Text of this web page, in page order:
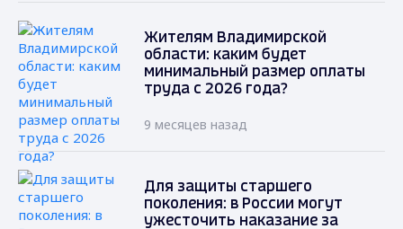
Жителям Владимирской
области: каким будет
минимальный размер оплаты
труда с 2026 года?
9 месяцев назад
Для защиты старшего
поколения: в России могут
ужесточить наказание за